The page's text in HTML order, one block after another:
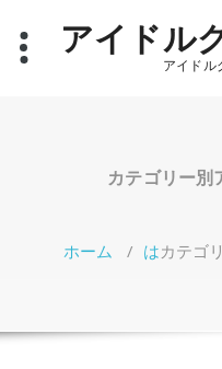
アイドル
アイドル
カテゴリー別
ホーム / はカテゴ